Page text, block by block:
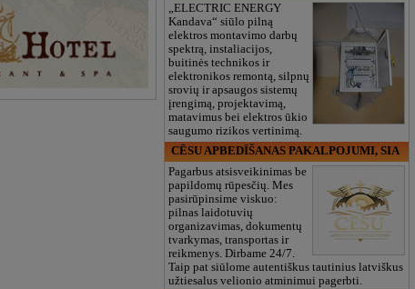
„ELECTRIC ENERGY
Kandava“ siūlo pilną
elektros montavimo darbų
spektrą, instaliacijos,
buitinės technikos ir
elektronikos remontą, silpnų
srovių ir apsaugos sistemų
įrengimą, projektavimą,
matavimus bei elektros ūkio
saugumo rizikos vertinimą.
CĒSU APBEDĪŠANAS PAKALPOJUMI, SIA
Pagarbus atsisveikinimas be
papildomų rūpesčių. Mes
pasirūpinsime viskuo:
pilnas laidotuvių
organizavimas, dokumentų
tvarkymas, transportas ir
reikmenys. Dirbame 24/7.
Taip pat siūlome autentiškus tautinius latviškus
užtiesalus velionio atminimui pagerbti.